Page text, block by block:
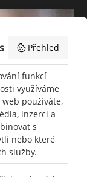
Přehled
funkcí
využíváme
používáte,
inzerci a
s
nebo které
služby.